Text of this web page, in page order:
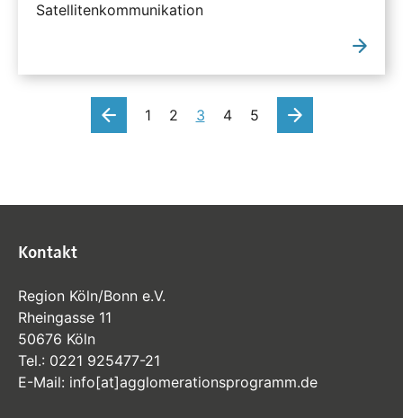
Satellitenkommunikation
vorherige
1 2 3 4 5 nächste
Kontakt
Region Köln/Bonn e.V.
Rheingasse 11
50676 Köln
Tel.: 0221 925477-21
E-Mail: info[at]agglomerationsprogramm.de